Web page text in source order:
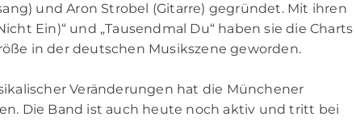
und Aron Strobel (Gitarre) gegründet. Mit ihren
Ein)“ und „Tausendmal Du“ haben sie die Charts
in der deutschen Musikszene geworden.
Veränderungen hat die Münchener
Die Band ist auch heute noch aktiv und tritt bei